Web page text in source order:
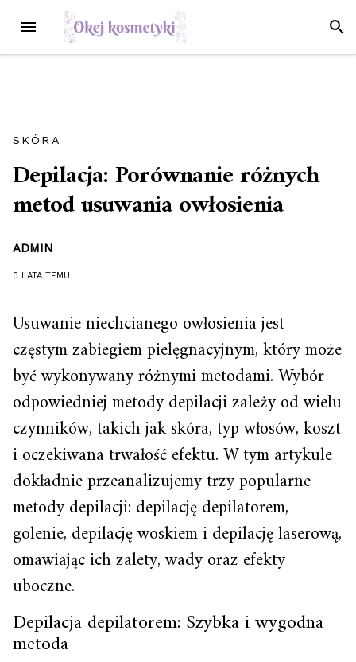
treści
MENU
SKÓRA
Depilacja: Porównanie różnych
metod usuwania owłosienia
ADMIN
3 LATA TEMU
Usuwanie niechcianego owłosienia jest
częstym zabiegiem pielęgnacyjnym, który może
być wykonywany różnymi metodami. Wybór
odpowiedniej metody depilacji zależy od wielu
czynników, takich jak skóra, typ włosów, koszt
i oczekiwana trwałość efektu. W tym artykule
dokładnie przeanalizujemy trzy popularne
metody depilacji: depilację depilatorem,
golenie, depilację woskiem i depilację laserową,
omawiając ich zalety, wady oraz efekty
uboczne.
Depilacja depilatorem: Szybka i wygodna
metoda